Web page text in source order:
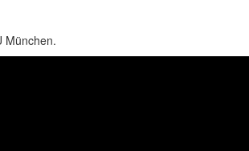
München.